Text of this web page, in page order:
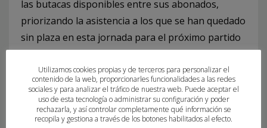
las butacas disponibles entre sus abonados,
priorizando la asistencia a los que se han quedado
sin plaza en esta jornada para el próximo partido
que se jugará en Alicante.
El Horneo agradece la colaboración y el apoyo
recibido por todos los
aficionados e instituciones en esta complicada
situación. Asimismo, recuerda que todos sus
Utilizamos cookies propias y de terceros para personalizar el
contenido de la web, proporcionarles funcionalidades a las redes
sociales y para analizar el tráfico de nuestra web. Puede aceptar el
uso de esta tecnología o administrar su configuración y poder
rechazarla, y así controlar completamente qué información se
recopila y gestiona a través de los botones habilitados al efecto.